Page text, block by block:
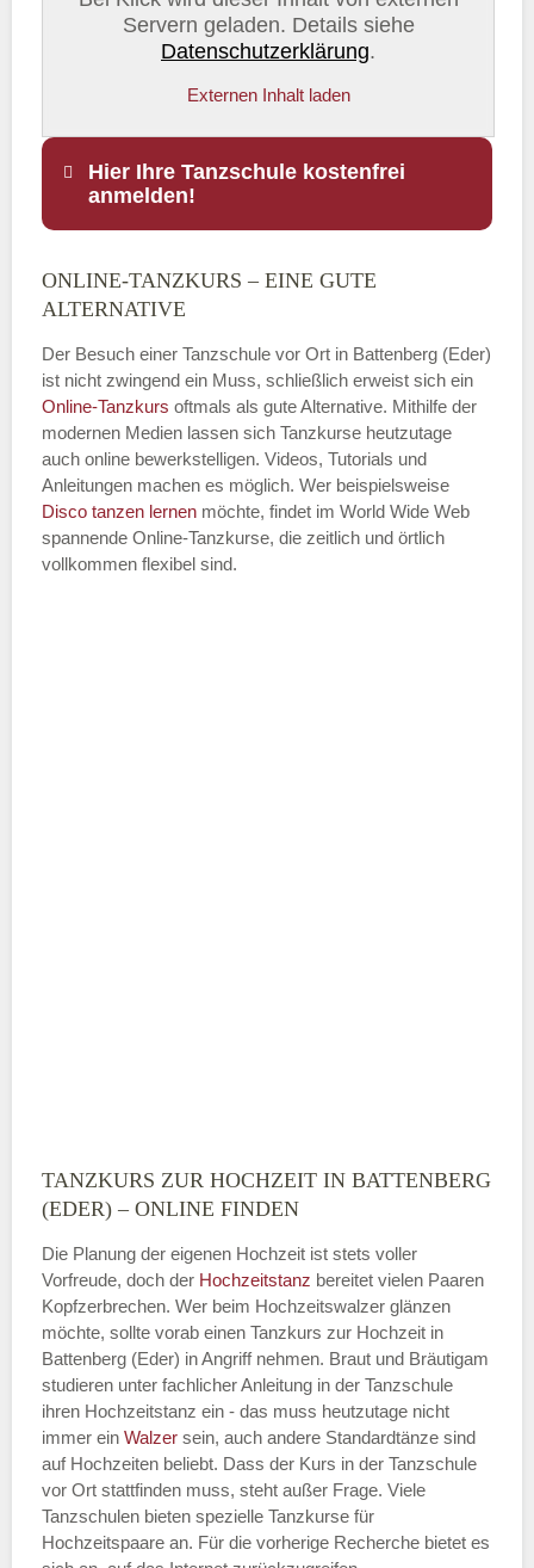
Servern geladen. Details siehe
Datenschutzerklärung.
Externen Inhalt laden
Hier Ihre Tanzschule kostenfrei
anmelden!
Name
E-Mail*
Name der Tanzschule
Montag
—
ÖFFNUNGSZEITEN HINZUFÜGEN
Dienstag
—
ÖFFNUNGSZEITEN HINZUFÜGEN
ONLINE-TANZKURS – EINE GUTE
ALTERNATIVE
Der Besuch einer Tanzschule vor Ort in Battenberg (Eder)
ist nicht zwingend ein Muss, schließlich erweist sich ein
Online-Tanzkurs oftmals als gute Alternative. Mithilfe der
modernen Medien lassen sich Tanzkurse heutzutage
auch online bewerkstelligen. Videos, Tutorials und
Anleitungen machen es möglich. Wer beispielsweise
Disco tanzen lernen möchte, findet im World Wide Web
spannende Online-Tanzkurse, die zeitlich und örtlich
vollkommen flexibel sind.
TANZKURS ZUR HOCHZEIT IN BATTENBERG
(EDER) – ONLINE FINDEN
Die Planung der eigenen Hochzeit ist stets voller
Vorfreude, doch der Hochzeitstanz bereitet vielen Paaren
Kopfzerbrechen. Wer beim Hochzeitswalzer glänzen
möchte, sollte vorab einen Tanzkurs zur Hochzeit in
Battenberg (Eder) in Angriff nehmen. Braut und Bräutigam
studieren unter fachlicher Anleitung in der Tanzschule
ihren Hochzeitstanz ein - das muss heutzutage nicht
immer ein Walzer sein, auch andere Standardtänze sind
auf Hochzeiten beliebt. Dass der Kurs in der Tanzschule
vor Ort stattfinden muss, steht außer Frage. Viele
Tanzschulen bieten spezielle Tanzkurse für
Hochzeitspaare an. Für die vorherige Recherche bietet es